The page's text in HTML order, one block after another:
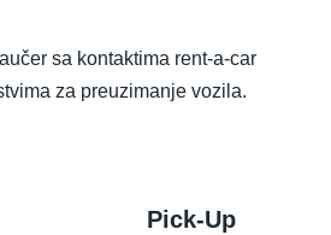
sa kontaktima rent-a-car
za preuzimanje vozila.
Pick-Up